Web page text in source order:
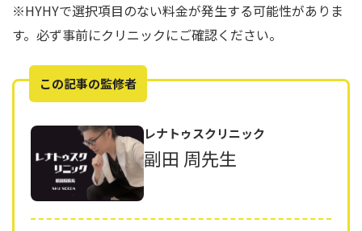
※HYHYで選択項目のない料金が発生する可能性がありま
す。必ず事前にクリニックにご確認ください。
この記事の監修者
レナトゥスクリニック
副田 周先生